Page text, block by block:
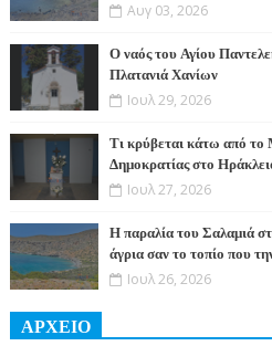
Αυγ 03, 2026
Ο ναός του Αγίου
Πλατανιά Χανίων
Ιουλ 29, 2026
Τι κρύβεται κάτω από
Δημοκρατίας στο
Ιουλ 27, 2026
Η παραλία του Σαλαμιά
άγρια σαν το τοπίο που
Ιουλ 26, 2026
ΑΡΧΕΙΟ